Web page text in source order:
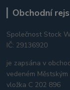
Obchodní
Společnost Stock
IČ: 29136920
je zapsána v
vedeném
vložka C 202 896